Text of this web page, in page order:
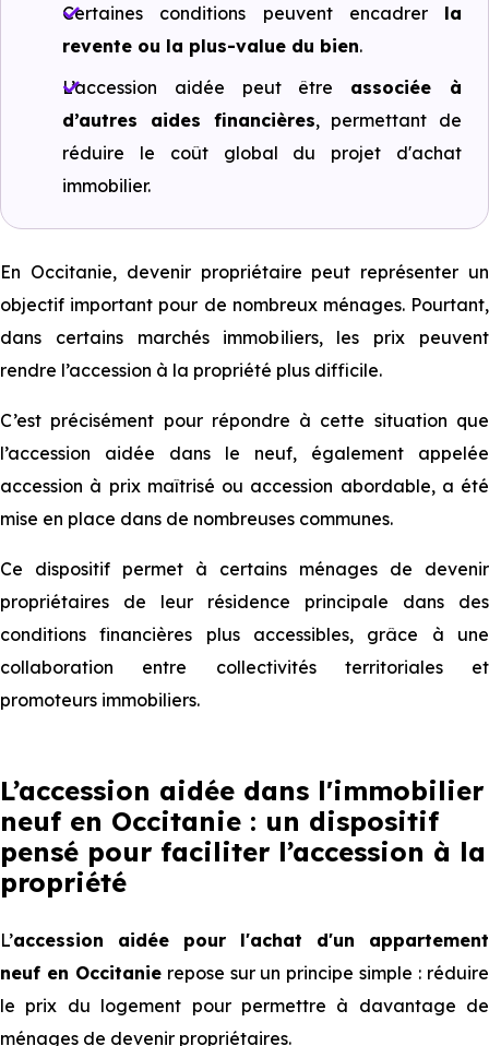
Certaines conditions peuvent encadrer la
revente ou la plus-value du bien.
L’accession aidée peut être associée à
d’autres aides financières, permettant de
réduire le coût global du projet d'achat
immobilier.
En Occitanie, devenir propriétaire peut représenter un
objectif important pour de nombreux ménages. Pourtant,
dans certains marchés immobiliers, les prix peuvent
rendre l’accession à la propriété plus difficile.
C’est précisément pour répondre à cette situation que
l’accession aidée dans le neuf, également appelée
accession à prix maîtrisé ou accession abordable, a été
mise en place dans de nombreuses communes.
Ce dispositif permet à certains ménages de devenir
propriétaires de leur résidence principale dans des
conditions financières plus accessibles, grâce à une
collaboration entre collectivités territoriales et
promoteurs immobiliers.
L’accession aidée dans l'immobilier
neuf en Occitanie : un dispositif
pensé pour faciliter l’accession à la
propriété
L’accession aidée pour l'achat d'un appartement
neuf en Occitanierepose sur un principe simple : réduire
le prix du logement pour permettre à davantage de
ménages de devenir propriétaires.